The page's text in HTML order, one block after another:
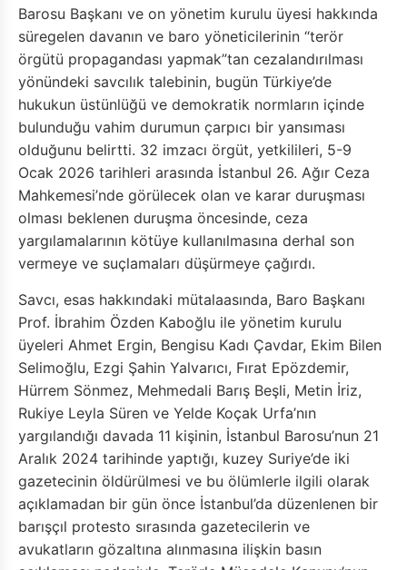
Barosu Başkanı ve on yönetim kurulu üyesi hakkında
süregelen davanın ve baro yöneticilerinin “terör
örgütü propagandası yapmak”tan cezalandırılması
yönündeki savcılık talebinin, bugün Türkiye’de
hukukun üstünlüğü ve demokratik normların içinde
bulunduğu vahim durumun çarpıcı bir yansıması
olduğunu belirtti. 32 imzacı örgüt, yetkilileri, 5-9
Ocak 2026 tarihleri arasında İstanbul 26. Ağır Ceza
Mahkemesi’nde görülecek olan ve karar duruşması
olması beklenen duruşma öncesinde, ceza
yargılamalarının kötüye kullanılmasına derhal son
vermeye ve suçlamaları düşürmeye çağırdı.
Savcı, esas hakkındaki mütalaasında, Baro Başkanı
Prof. İbrahim Özden Kaboğlu ile yönetim kurulu
üyeleri Ahmet Ergin, Bengisu Kadı Çavdar, Ekim Bilen
Selimoğlu, Ezgi Şahin Yalvarıcı, Fırat Epözdemir,
Hürrem Sönmez, Mehmedali Barış Beşli, Metin İriz,
Rukiye Leyla Süren ve Yelde Koçak Urfa’nın
yargılandığı davada 11 kişinin, İstanbul Barosu’nun 21
Aralık 2024 tarihinde yaptığı, kuzey Suriye’de iki
gazetecinin öldürülmesi ve bu ölümlerle ilgili olarak
açıklamadan bir gün önce İstanbul’da düzenlenen bir
barışçıl protesto sırasında gazetecilerin ve
avukatların gözaltına alınmasına ilişkin basın